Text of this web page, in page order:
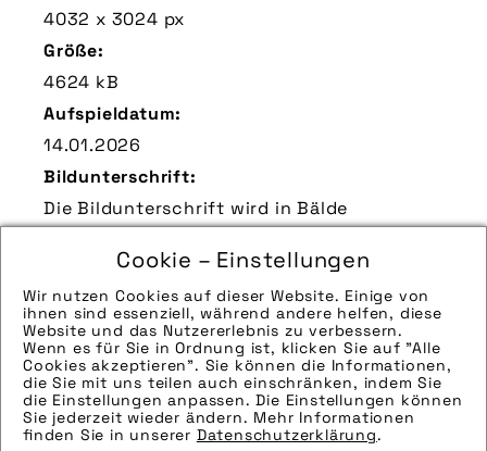
Cookie – Einstellungen
Wir nutzen Cookies auf dieser Website. Einige von
ihnen sind essenziell, während andere helfen, diese
Website und das Nutzererlebnis zu verbessern.
Wenn es für Sie in Ordnung ist, klicken Sie auf "Alle
Cookies akzeptieren". Sie können die Informationen,
die Sie mit uns teilen auch einschränken, indem Sie
die Einstellungen anpassen. Die Einstellungen können
Sie jederzeit wieder ändern. Mehr Informationen
finden Sie in unserer Datenschutzerklärung.
4032 x 3024 px
Größe:
4624 kB
Aufspieldatum:
14.01.2026
Bildunterschrift:
Die Bildunterschrift wird in Bälde
eingefügt. Sie können uns aber gern auch
per E-Mail oder Telefon kontaktieren, wir
helfen gerne weiter.
Zu verwendender Bildnachweis:
Quelle/Source: „www.pd-f.de | Lucia Rau“
Technik-Info:
Die technischen Details werden in Bälde
eingefügt. Sie können uns aber gern auch